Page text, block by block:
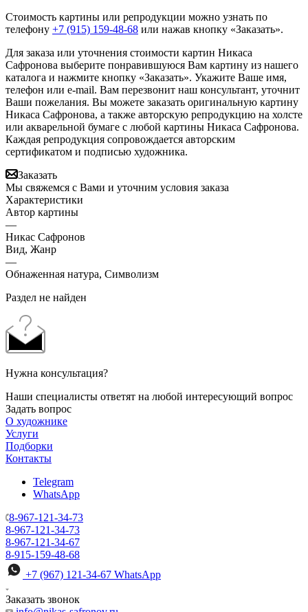
Стоимость картины или репродукции можно узнать по
телефону +7 (915) 159-48-68 или нажав кнопку «Заказать».
Для заказа или уточнения стоимости картин Никаса
Сафронова выберите понравившуюся Вам картину из нашего
каталога и нажмите кнопку «Заказать». Укажите Ваше имя,
телефон или e-mail. Вам перезвонит наш консультант, уточнит
Ваши пожелания. Вы можете заказать оригинальную картину
Никаса Сафронова, а также авторскую репродукцию на холсте
или акварельной бумаге с любой картины Никаса Сафронова.
Каждая репродукция сопровождается авторским
сертификатом и подписью художника.
Заказать
Мы свяжемся с Вами и уточним условия заказа
Характеристики
Автор картины
—
Никас Сафронов
Вид, Жанр
—
Обнаженная натура, Символизм
Раздел не найден
Нужна консультация?
Наши специалисты ответят на любой интересующий вопрос
Задать вопрос
О художнике
Услуги
Подборки
Контакты
Telegram
WhatsApp
8-967-121-34-73
8-967-121-34-73
8-967-121-34-67
8-915-159-48-68
+7 (967) 121-34-67 WhatsApp
Заказать звонок